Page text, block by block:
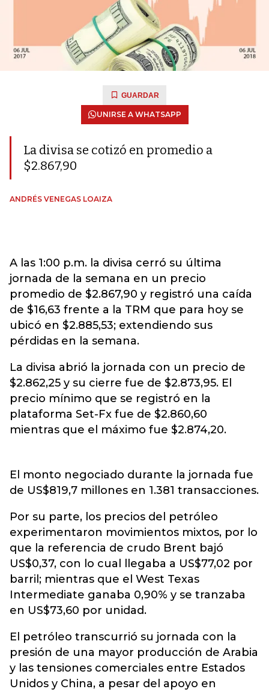
GUARDAR
UNIRSE A WHATSAPP
La divisa se cotizó en promedio a
$2.867,90
ANDRÉS VENEGAS LOAIZA
A las 1:00 p.m. la divisa cerró su última
jornada de la semana en un precio
promedio de $2.867,90 y registró una caída
de $16,63 frente a la TRM que para hoy se
ubicó en $2.885,53; extendiendo sus
pérdidas en la semana.
La divisa abrió la jornada con un precio de
$2.862,25 y su cierre fue de $2.873,95. El
precio mínimo que se registró en la
plataforma Set-Fx fue de $2.860,60
mientras que el máximo fue $2.874,20.
El monto negociado durante la jornada fue
de US$819,7 millones en 1.381 transacciones.
Por su parte, los precios del petróleo
experimentaron movimientos mixtos, por lo
que la referencia de crudo Brent bajó
US$0,37, con lo cual llegaba a US$77,02 por
barril; mientras que el West Texas
Intermediate ganaba 0,90% y se tranzaba
en US$73,60 por unidad.
El petróleo transcurrió su jornada con la
presión de una mayor producción de Arabia
y las tensiones comerciales entre Estados
Unidos y China, a pesar del apoyo en